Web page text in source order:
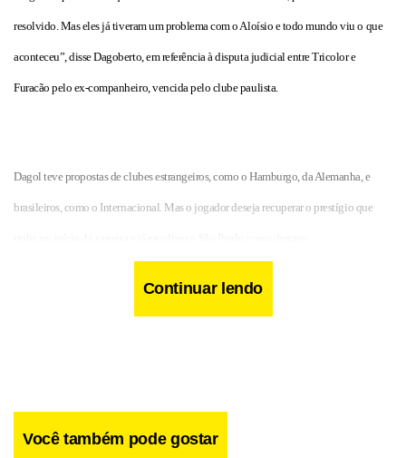
resolvido. Mas eles já tiveram um problema com o Aloísio e todo mundo viu o que
aconteceu”, disse Dagoberto, em referência à disputa judicial entre Tricolor e
Furacão pelo ex-companheiro, vencida pelo clube paulista.
Dagol teve propostas de clubes estrangeiros, como o Hamburgo, da Alemanha, e
brasileiros, como o Internacional. Mas o jogador deseja recuperar o prestígio que
denunciar o São Paulo por aliciamento e o atleta quer anular a decisão que ampliou
Continuar lendo
Você também pode gostar